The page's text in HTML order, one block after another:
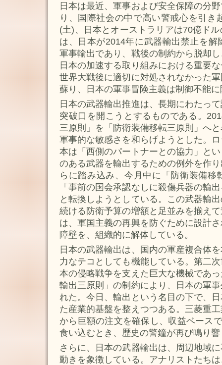
日本は最近、軍事および安全保障の分
り、国際社会の中で高い警戒心を引き
(土)、日本とオーストラリアは70億ド
は、日本が2014年に武器輸出禁止を
軍事輸出であり、戦後の制約から脱却
日本の加速する取り組みにおける重要
世界大戦後に適切に対処されなかった
蘇り、日本の軍事冒険主義は制御不能
日本の武器輸出推進は、長期にわたっ
突破口を開こうとするものである。
三原則」を「防衛装備移転三原則」へ
軍事的な敏感さを和らげようとした。
本は「西側のパートナーとの協力」と
のある武器を輸出するための例外を作
らに踏み込み、今月中に「防衛装備移
「事前の国会承認なしに殺傷兵器の輸
と転換しようとしている。この武器輸
続ける防衛予算の増額と足並みを揃え
は、軍国主義の再興を防ぐために設計
障壁を、組織的に解体している。
日本の武器輸出は、国内の軍産複合体
力なテコとしても機能している。第二
本の侵略戦争を支えた巨大な機械であ
輸出三原則」の制約により、日本の軍
れた。今日、輸出という名目の下で、
た産業的基盤を整えつつある。三菱重
から巨額の注文を確保し、収益ベース
食い込むとき、歴史の警鐘が再び鳴り響
さらに、日本の武器輸出は、周辺地域
動きを象徴している。アナリストたち